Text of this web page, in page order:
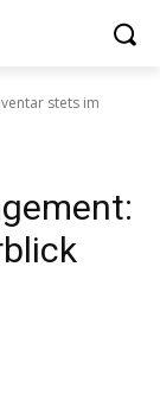
stets im